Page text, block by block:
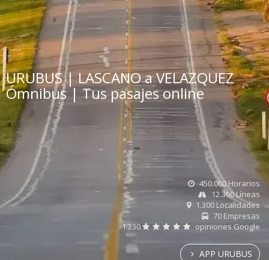
URUBUS | LASCANO a VELAZQUEZ
Ómnibus | Tus pasajes online
450.000 Horarios
12.300 Líneas
1.300 Localidades
70 Empresas
1.230
opiniones Google
APP URUBUS